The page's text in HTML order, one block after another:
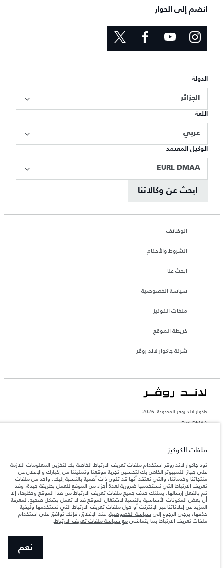
انضم إلى الحوار
الدولة
الجزائر
اللغة
عربي
الوكيل المعتمد
EURL DMAA
ابحث عن وكالاتنا
الوظائف
الشروط والأحكام
ابحث عنا
سياسة الخصوصية
ملفات الكوكيز
خريطة الموقع
شركة جاكوار لاند روڤر
جاكوار لاند روڨر المحدودة: 2026
Eurl DMAA
والحد الأقصى لأحمال المحور عند تحميل السيارة بالإكسسوارات والركاب والسوائل والوقود
المعلومات والمواصفات والأسعار والألوان المذكورة على هذا الموقع قد تختلف من بلد إلى
آخر، كما أنّها قد تتغير بدون إشعار مسبق. الرجاء التواصل مع وكيلنا المحلي للتأكد من توفّرها
والتحقق من الأسعار.
ملاحظة مهمة حول الصور والمواصفات. إن النقص العالمي في أشباه الموصلات يؤثر حاليًا
في مواصفات تصميم السيارات وتوفر الخيارات وتوقيتات التصاميم. هذا ظرف ديناميكي
للغاية، ونتيجة لذلك، قد لا تمثّل الصور المستخدَمة ضمن موقع الويب حاليًا المواصفات الحالية
بالكامل بالنسبة إلى الميزات والخيارات والحلية ومجموعات الألوان. يرجى استشارة وكيلك الذي
يتباين استهلك الوقود الفعلي للمركبة عن ذلك المتحقق في تلك الاختبارات كما أن هذه
ملفات الكوكيز
تود جاكوار لاند روڤر استخدام ملفات تعريف الارتباط الخاصة بك لتخزين المعلومات اللازمة
على جهاز الكمبيوتر الخاص بك لتحسين تجربة موقعنا وتمكيننا من إخبارك والإعلان عن
منتجاتنا وخدماتنا، والتي نعتقد أنها قد تكون ذات أهمية بالنسبة إليك. واحد من ملفات
تعريف الارتباط التي نستخدمها ضرورية لعدة أجزاء من الموقع للعمل بطريقة جيدة، وقد
تم بالفعل إرسالها. يمكنك حذف جميع ملفات تعريف الارتباط من هذا الموقع وحظرها، إلا
أن بعض المكونات الأساسية بالنسبة لاشتغال الموقع قد لا تعمل بشكل صحيح. لمعرفة
المزيد عن إعلاناتنا عبر الإنترنت أو حول ملفات تعريف الارتباط التي نستخدمها وكيفية
حذفها، يرجى الرجوع إلى سياسة الخصوصية. عند الإغلاق، فإنك توافق على استخدام
ملفات تعريف الارتباط بما يتماشىمع سياسة ملفات تعريف الارتباط.
نعم